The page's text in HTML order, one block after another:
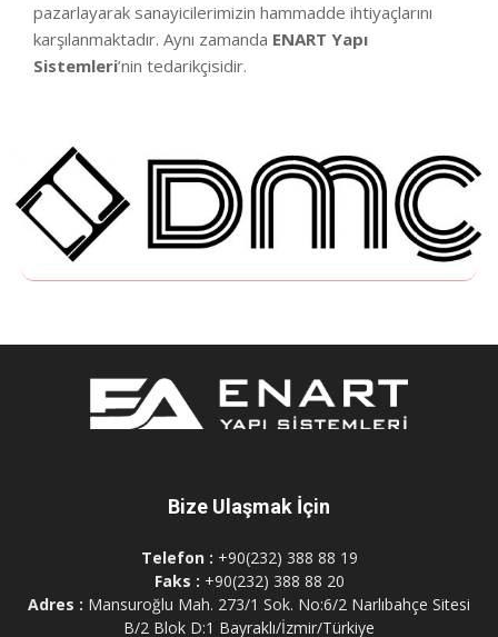
pazarlayarak sanayicilerimizin hammadde ihtiyaçlarını
karşılanmaktadır. Aynı zamanda ENART Yapı
Sistemleri’nin tedarikçisidir.
Bize Ulaşmak İçin
Telefon : +90(232) 388 88 19
Faks : +90(232) 388 88 20
Adres : Mansuroğlu Mah. 273/1 Sok. No:6/2 Narlıbahçe Sitesi
B/2 Blok D:1 Bayraklı/İzmir/Türkiye